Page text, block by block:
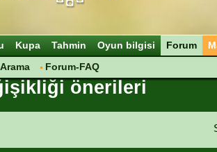
Kupa Tahmin Oyun bilgisi
Forum
Arama Forum-FAQ
önerileri